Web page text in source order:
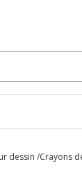
dessin Crayons